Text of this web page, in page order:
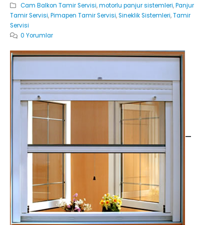
Cam Balkon Tamir Servisi,motorlu panjur sistemleri,Panjur
Tamir Servisi,Pimapen Tamir Servisi,Sineklik Sistemleri,Tamir
Servisi
0 Yorumlar
-